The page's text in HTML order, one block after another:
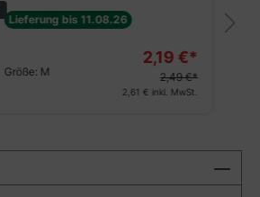
Lieferung bis 11.08.26
Größe: M
2,19 €*
2,49 €*
2,61 € inkl. MwSt.